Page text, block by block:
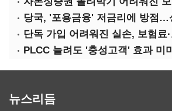
PLCC 늘려도 '충성고객' 효과 미미
뉴스리듬